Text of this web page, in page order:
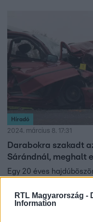
RTL Magyarország -
Information
Híradó
2024. március 8. 17:31
Darabokra szakadt
Sárándnál, meghalt
Egy 20 éves
szemből egy
éves derecskei sofőrt